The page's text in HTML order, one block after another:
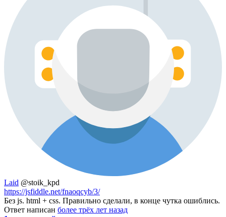
Laid @stoik_kpd
https://jsfiddle.net/fnaoqcyb/3/
Без js. html + css. Правильно сделали, в конце чутка ошиблись.
Ответ написан более трёх лет назад